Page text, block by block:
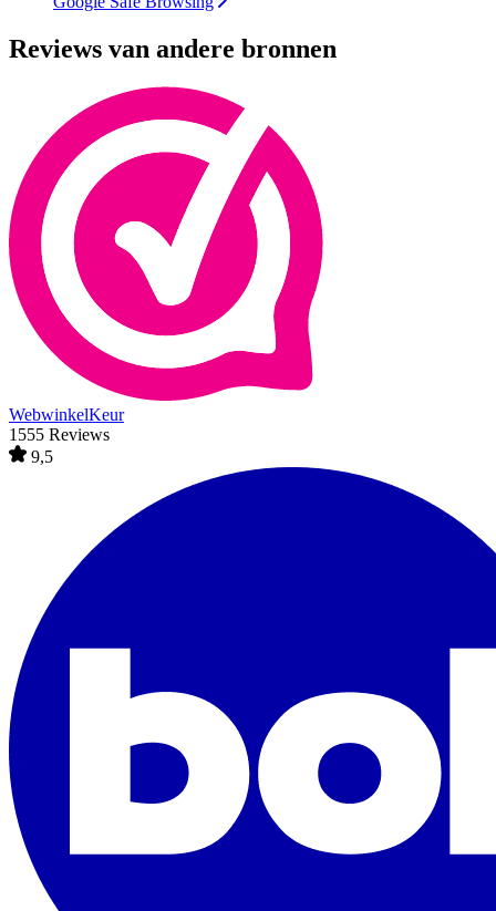
Reviews van andere bronnen
WebwinkelKeur
1555 Reviews
9,5